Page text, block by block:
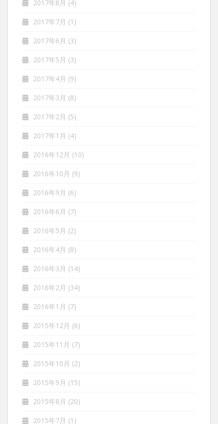
2017年8月 (4)
2017年7月 (1)
2017年6月 (3)
2017年5月 (3)
2017年4月 (9)
2017年3月 (8)
2017年2月 (5)
2017年1月 (4)
2016年12月 (10)
2016年10月 (9)
2016年9月 (6)
2016年6月 (7)
2016年5月 (2)
2016年4月 (8)
2016年3月 (14)
2016年2月 (34)
2016年1月 (7)
2015年12月 (6)
2015年11月 (7)
2015年10月 (2)
2015年9月 (15)
2015年8月 (20)
2015年7月 (1)